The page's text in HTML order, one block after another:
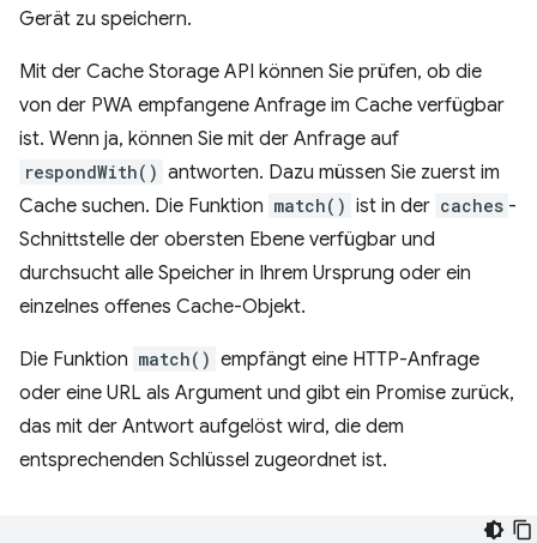
Gerät zu speichern.
Mit der Cache Storage API können Sie prüfen, ob die
von der PWA empfangene Anfrage im Cache verfügbar
ist. Wenn ja, können Sie mit der Anfrage auf
respondWith() antworten. Dazu müssen Sie zuerst im
Cache suchen. Die Funktion match() ist in der caches -
Schnittstelle der obersten Ebene verfügbar und
durchsucht alle Speicher in Ihrem Ursprung oder ein
einzelnes offenes Cache-Objekt.
Die Funktion match() empfängt eine HTTP-Anfrage
oder eine URL als Argument und gibt ein Promise zurück,
das mit der Antwort aufgelöst wird, die dem
entsprechenden Schlüssel zugeordnet ist.